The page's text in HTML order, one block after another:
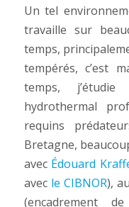
Un tel
travaille sur
temps,
tempérés, c’est
temps,
hydrothermal
requins
Bretagne,
avec Édouard
avec le CIBNOR),
(encadrement